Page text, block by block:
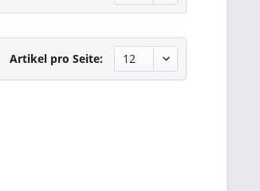
Artikel pro Seite: